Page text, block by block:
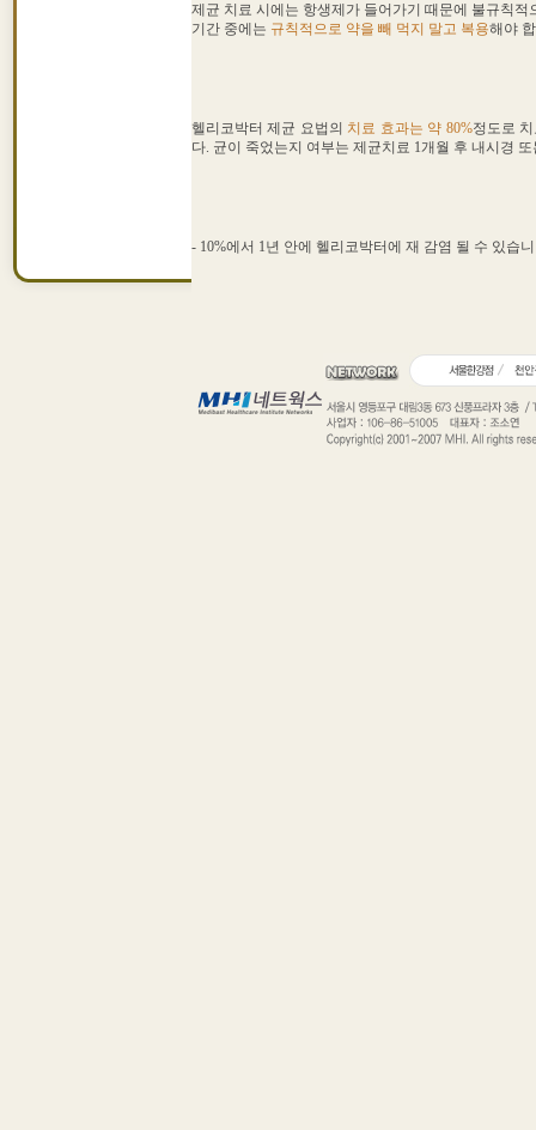
제균 치료 시에는 항생제가 들어가기 때문에 불규칙
기간 중에는 규칙적으로 약을 빼 먹지 말고 복용해야
헬리코박터 제균 요법의 치료 효과는 약 80%정도로
다. 균이 죽었는지 여부는 제균치료 1개월 후 내시경
- 10%에서 1년 안에 헬리코박터에 재 감염 될 수 있습